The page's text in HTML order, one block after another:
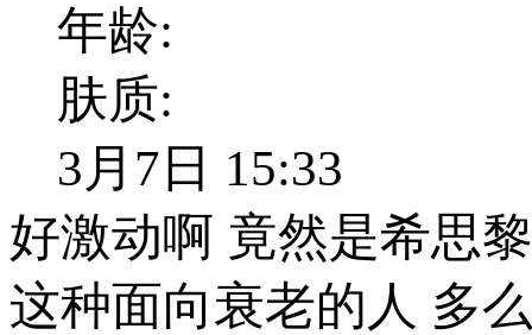
年龄:
肤质:
3月7日 15:33
好激动啊 竟然是希思
这种面向衰老的人 多